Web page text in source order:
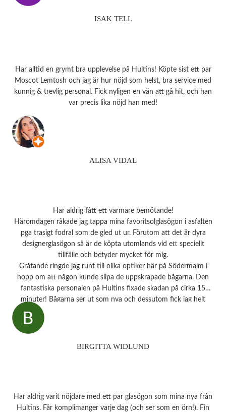
ISAK TELL
Har alltid en grymt bra upplevelse på Hultins! Köpte sist ett par
Moscot Lemtosh och jag är hur nöjd som helst, bra service med
kunnig & trevlig personal. Fick nyligen en vän att gå hit, och han
var precis lika nöjd han med!
ALISA VIDAL
Har aldrig fått ett varmare bemötande!
Häromdagen råkade jag tappa mina favoritsolglasögon i asfalten
pga trasigt fodral som de gled ut ur. Förutom att det är dyra
designerglasögon så är de köpta utomlands vid ett speciellt
tillfälle och betyder mycket för mig.
Gråtande ringde jag runt till olika optiker här på Södermalm i
hopp om att någon kunde slipa de uppskrapade bågarna. Den
fantastiska personalen på Hultins fixade skadan på cirka 15
minuter! Bågarna ser ut som nya och dessutom fick jag helt
oväntat en underbar gåva – ett sprillans nytt fodral från samma
märke som mina solglasögon! Vilken fantastisk service! Kommer
Snart behöver jag boka tid för en synundersökning och jag vet
BIRGITTA WIDLUND
Har aldrig varit nöjdare med ett par glasögon som mina nya från
Hultins. Får komplimanger varje dag (och ser som en örn!). Fin